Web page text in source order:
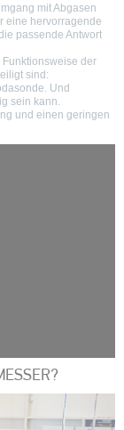
mit Abgasen
eine hervorragende
passende Antwort
Funktionsweise der
sind:
Und
sein kann.
und einen geringen